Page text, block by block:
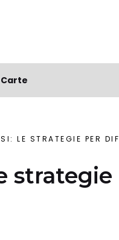
Carte
DIFENDERE DAVVERO I RISPARMI
strategie